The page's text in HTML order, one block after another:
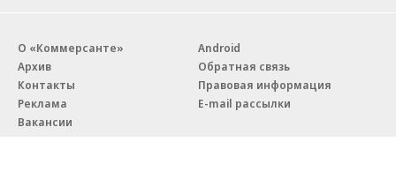
О «Коммерсанте»
Архив
Контакты
Реклама
Вакансии
Android
Обратная связь
Правовая информация
E-mail рассылки